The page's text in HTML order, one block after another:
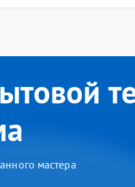
мастера